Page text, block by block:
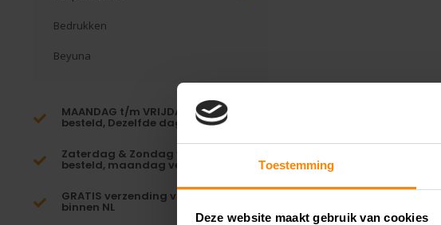
Toestemming
Deze website maakt gebruik van cookies
Bedrukken
Beyuna
MAANDAG t/m VRIJDAG voor 16:00
besteld, Dezelfde dag verzonden!*
Zaterdag & Zondag voor 23:59
besteld, maandag verzonden!
GRATIS verzending vanaf €65,-
binnen NL